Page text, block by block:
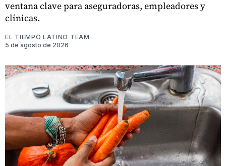
ventana clave para aseguradoras, empleadores y
clínicas.
EL TIEMPO LATINO TEAM
5 de agosto de 2026